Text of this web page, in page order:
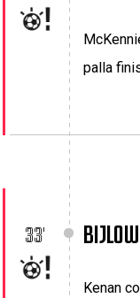
palla
33'
Kenan